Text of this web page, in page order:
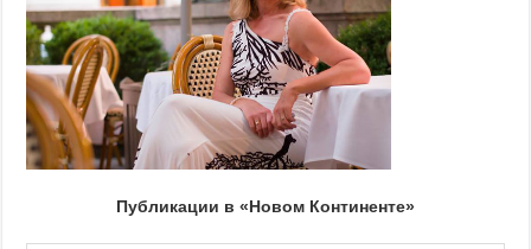
Публикации в «Новом Континенте»